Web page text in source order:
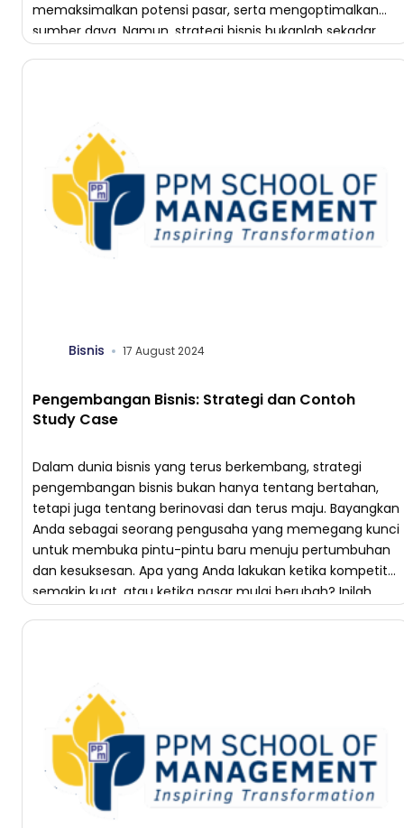
memaksimalkan potensi pasar, serta mengoptimalkan
sumber daya. Namun, strategi bisnis bukanlah sekadar
Bisnis 17 August 2024
Pengembangan Bisnis: Strategi dan Contoh
Study Case
Dalam dunia bisnis yang terus berkembang, strategi
pengembangan bisnis bukan hanya tentang bertahan,
tetapi juga tentang berinovasi dan terus maju. Bayangkan
Anda sebagai seorang pengusaha yang memegang kunci
untuk membuka pintu-pintu baru menuju pertumbuhan
dan kesuksesan. Apa yang Anda lakukan ketika kompetitor
semakin kuat, atau ketika pasar mulai berubah? Inilah